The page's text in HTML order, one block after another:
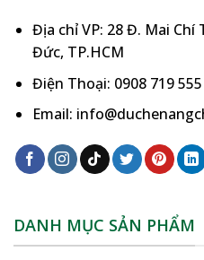
Địa chỉ VP: 28 Đ. Mai Chí
Đức, TP.HCM
Điện Thoại: 0908 719 555
Email:
DANH MỤC SẢN PHẨM